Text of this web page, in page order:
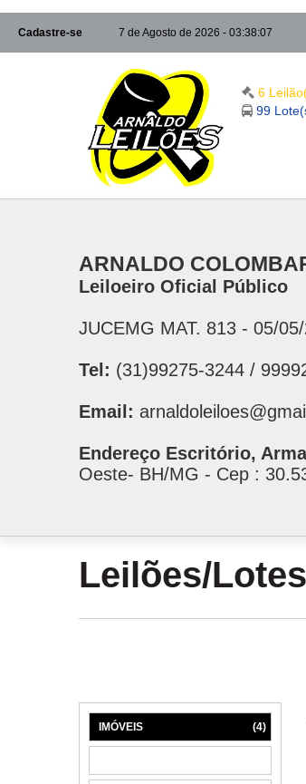
Cadastre-se 7 de Agosto de 2026 - 03:38:08
6
99
ARNALDO
Leiloeiro Oficial Público
JUCEMG MAT. 813 - 05/
Tel: (31)99275-3244 /
Email:
Endereço Escritório,
Oeste- BH/MG - Cep :
Leilões/
IMÓVEIS (4)